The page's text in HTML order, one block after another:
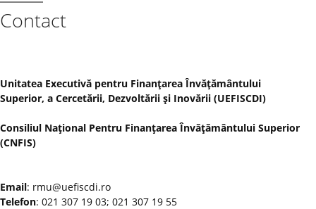
Contact
Unitatea Executivă pentru Finanţarea Învăţământului
Superior, a Cercetării, Dezvoltării şi Inovării (UEFISCDI)
Consiliul Naţional Pentru Finanţarea Învăţământului Superior
(CNFIS)
Email: rmu@uefiscdi.ro
Telefon: 021 307 19 03; 021 307 19 55